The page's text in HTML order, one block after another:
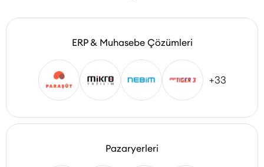
ERP & Muhasebe Çözümleri
+33
Pazaryerleri